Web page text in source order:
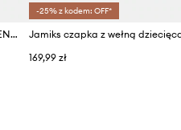
Jamiks czapka z wełną dziecięca ENSLEY
-25% z kodem: OFF*
169,99 zł